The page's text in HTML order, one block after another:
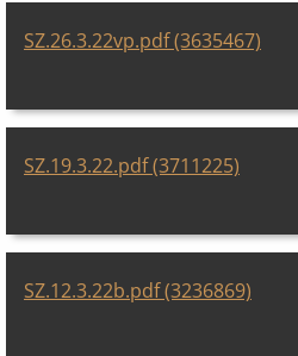
SZ.26.3.22vp.pdf (3635467)
SZ.19.3.22.pdf (3711225)
SZ.12.3.22b.pdf (3236869)